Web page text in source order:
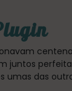
juntos
umas das